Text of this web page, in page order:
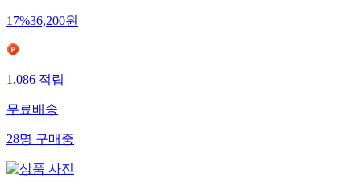
17%36,200원
1,086 적립
무료배송
28명 구매중